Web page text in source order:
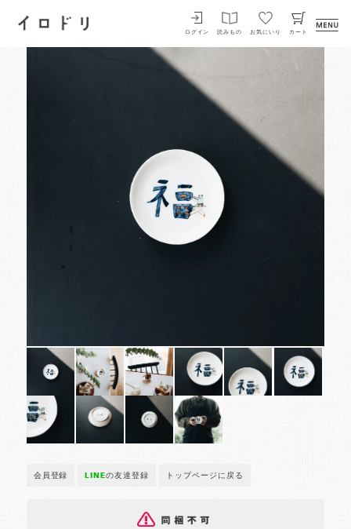
イロドリ
ログイン 読みもの お気にいり カート
会員登録 LINEの友達登録 トップページに戻る